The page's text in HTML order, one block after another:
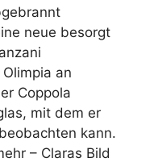
neue besorgt
an
Coppola
mit dem er
kann.
– Claras Bild